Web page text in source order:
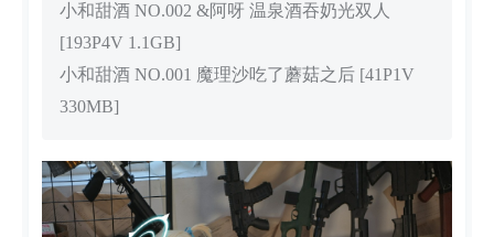
小和甜酒 NO.002 &阿呀 温泉酒吞奶光双人
[193P4V 1.1GB]
小和甜酒 NO.001 魔理沙吃了蘑菇之后 [41P1V
330MB]